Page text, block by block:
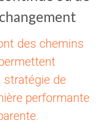
des chemins
stratégie de
performante